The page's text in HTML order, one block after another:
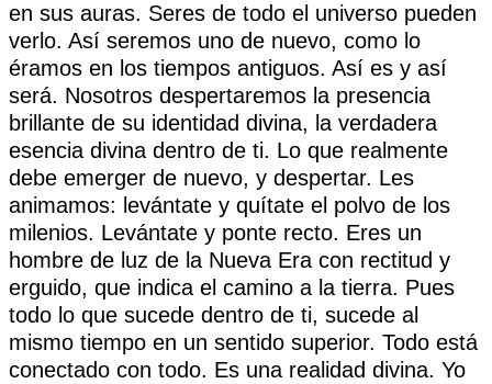
en sus auras. Seres de todo el universo pueden
verlo. Así seremos uno de nuevo, como lo
éramos en los tiempos antiguos. Así es y así
será. Nosotros despertaremos la presencia
brillante de su identidad divina, la verdadera
esencia divina dentro de ti. Lo que realmente
debe emerger de nuevo, y despertar. Les
animamos: levántate y quítate el polvo de los
milenios. Levántate y ponte recto. Eres un
hombre de luz de la Nueva Era con rectitud y
erguido, que indica el camino a la tierra. Pues
todo lo que sucede dentro de ti, sucede al
mismo tiempo en un sentido superior. Todo está
conectado con todo. Es una realidad divina. Yo